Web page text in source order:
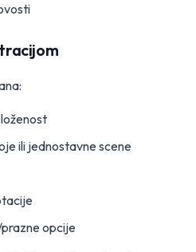
ili jednostavne scene
opcije